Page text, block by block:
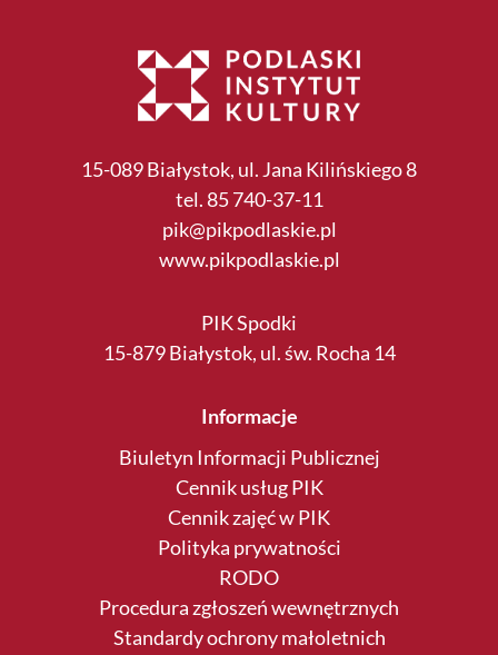
15-089 Białystok, ul. Jana Kilińskiego 8
tel. 85 740-37-11
pik@pikpodlaskie.pl
www.pikpodlaskie.pl
PIK Spodki
15-879 Białystok, ul. św. Rocha 14
Informacje
Biuletyn Informacji Publicznej
Cennik usług PIK
Cennik zajęć w PIK
Polityka prywatności
RODO
Procedura zgłoszeń wewnętrznych
Standardy ochrony małoletnich